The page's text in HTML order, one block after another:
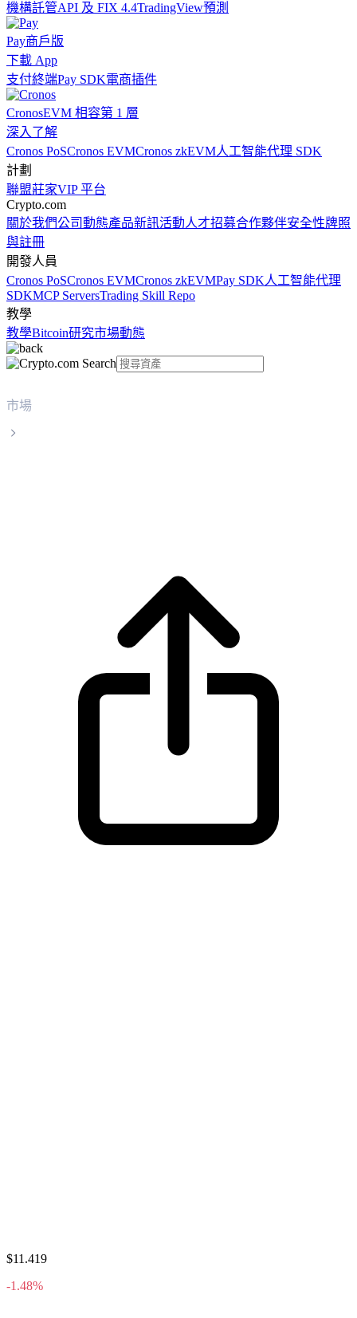
機構託管API 及 FIX 4.4TradingView預測
Pay商戶版
下載 App
支付終端Pay SDK電商插件
CronosEVM 相容第 1 層
深入了解
Cronos PoSCronos EVMCronos zkEVM人工智能代理 SDK
計劃
聯盟莊家VIP 平台
Crypto.com
關於我們公司動態產品新訊活動人才招募合作夥伴安全性牌照
與註冊
開發人員
Cronos PoSCronos EVMCronos zkEVMPay SDK人工智能代理
SDKMCP ServersTrading Skill Repo
教學
教學Bitcoin研究市場動態
市場
$11.419
-1.48%